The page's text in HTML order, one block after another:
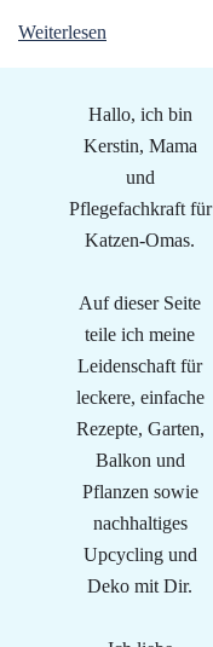
Weiterlesen
Hallo, ich bin
Kerstin, Mama
und
Pflegefachkraft für
Katzen-Omas.
Auf dieser Seite
teile ich meine
Leidenschaft für
leckere, einfache
Rezepte, Garten,
Balkon und
Pflanzen sowie
nachhaltiges
Upcycling und
Deko mit Dir.